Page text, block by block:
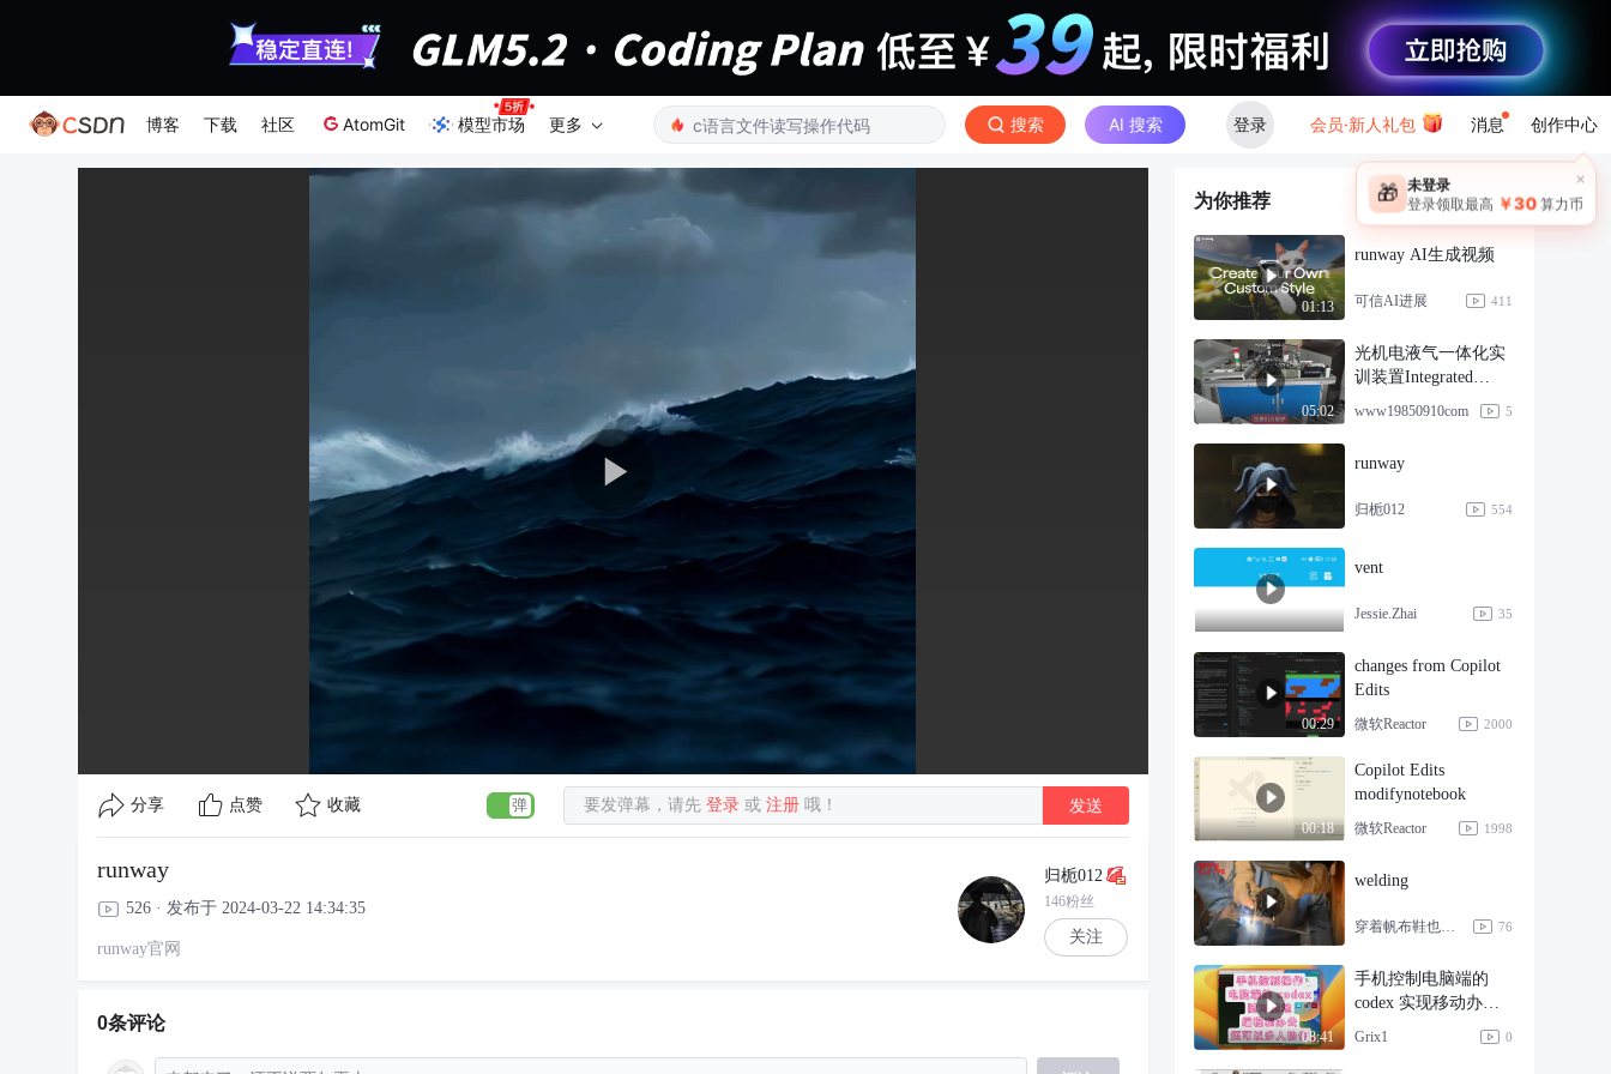
博客 下载 社区 AtomGit 模型市场 更多 搜索 AI 搜索 登录 会员·新人礼包 消息 创作中心
×
🎁 未登录
登录领取最高 ￥30 算力币
分享 点赞 收藏 要发弹幕，请先登录 或注册 哦！ 发送
runway
526 · 发布于 2024-03-22 14:34:35
runway官网
归栀012
146粉丝
关注
0条评论
为你推荐
01:13
runway AI生成视频
可信AI进展 411
05:02
光机电液气一体化实
训装置Integrated
trainin
www19850910com 5
runway
归栀012 554
vent
Jessie.Zhai 35
00:29
changes from Copilot
Edits
微软Reactor 2000
00:18
Copilot Edits
modifynotebook
微软Reactor 1998
welding
穿着帆布鞋也能走猫步 76
08:41
手机控制电脑端的
codex 实现移动办
公，还可以邀请同事
Grix1 0